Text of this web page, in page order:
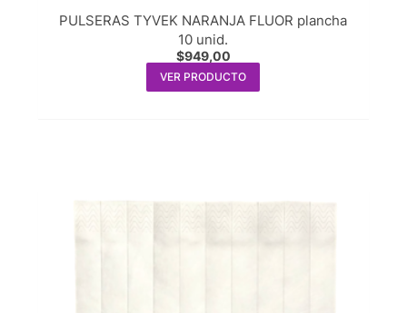
PULSERAS TYVEK NARANJA FLUOR plancha
10 unid.
$949,00
VER PRODUCTO